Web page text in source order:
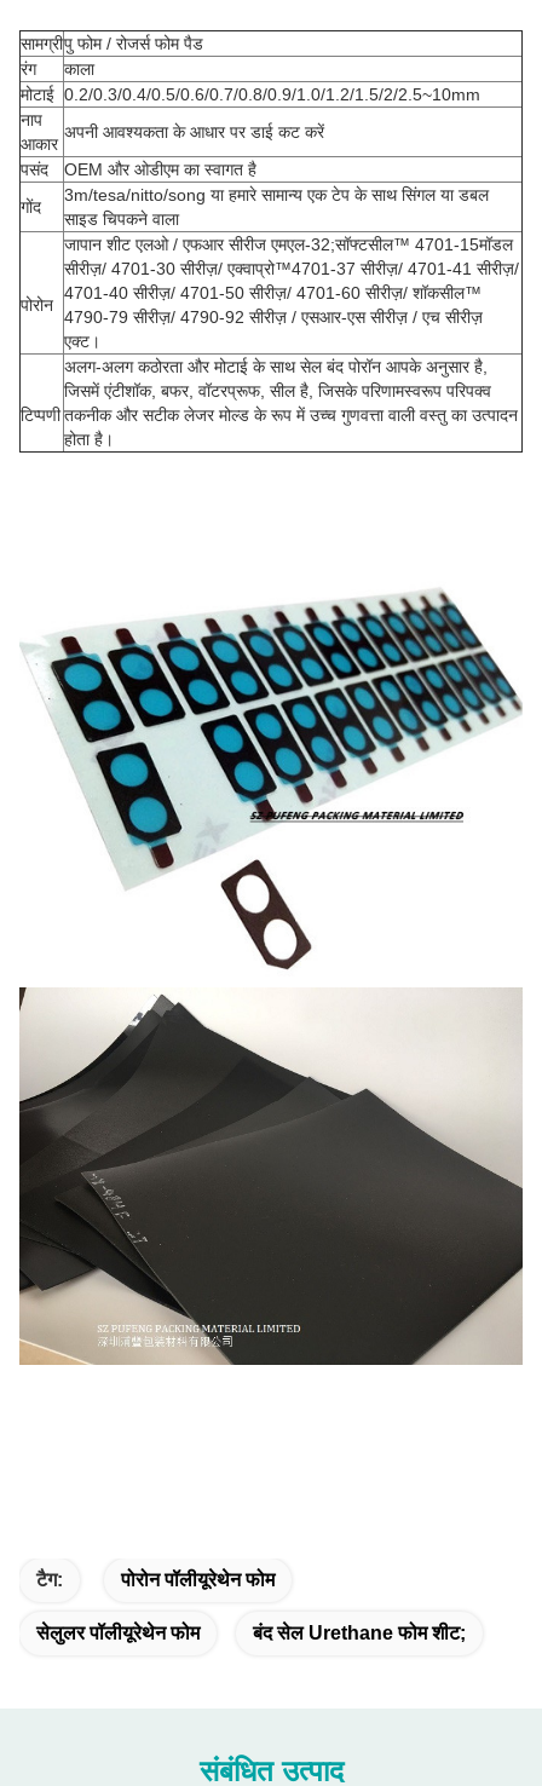
सामग्रीपु फोम / रोजर्स फोम पैड
रंग
काला
मोटाई 0.2/0.3/0.4/0.5/0.6/0.7/0.8/0.9/1.0/1.2/1.5/2/2.5~10mm
नाप
आकार
अपनी आवश्यकता के आधार पर डाई कट करें
पसंद
OEM और ओडीएम का स्वागत है
गोंद
3m/tesa/nitto/song या हमारे सामान्य एक टेप के साथ सिंगल या डबल
साइड चिपकने वाला
पोरोन
जापान शीट एलओ / एफआर सीरीज एमएल-32;सॉफ्टसील™ 4701-15मॉडल
सीरीज़/ 4701-30 सीरीज़/ एक्वाप्रो™4701-37 सीरीज़/ 4701-41 सीरीज़/
4701-40 सीरीज़/ 4701-50 सीरीज़/ 4701-60 सीरीज़/ शॉकसील™
4790-79 सीरीज़/ 4790-92 सीरीज़ / एसआर-एस सीरीज़ / एच सीरीज़
एक्ट।
टिप्पणी
अलग-अलग कठोरता और मोटाई के साथ सेल बंद पोरॉन आपके अनुसार है,
जिसमें एंटीशॉक, बफर, वॉटरप्रूफ, सील है, जिसके परिणामस्वरूप परिपक्व
तकनीक और सटीक लेजर मोल्ड के रूप में उच्च गुणवत्ता वाली वस्तु का उत्पादन
होता है।
टैग: पोरोन पॉलीयूरेथेन फोम
सेलुलर पॉलीयूरेथेन फोम बंद सेल Urethane फोम शीट;
संबंधित उत्पाद